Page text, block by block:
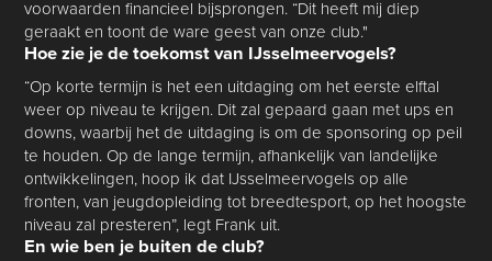
voorwaarden financieel bijsprongen. “Dit heeft mij diep
geraakt en toont de ware geest van onze club."
Hoe zie je de toekomst van IJsselmeervogels?
“Op korte termijn is het een uitdaging om het eerste elftal
weer op niveau te krijgen. Dit zal gepaard gaan met ups en
downs, waarbij het de uitdaging is om de sponsoring op peil
te houden. Op de lange termijn, afhankelijk van landelijke
ontwikkelingen, hoop ik dat IJsselmeervogels op alle
fronten, van jeugdopleiding tot breedtesport, op het hoogste
niveau zal presteren”, legt Frank uit.
En wie ben je buiten de club?